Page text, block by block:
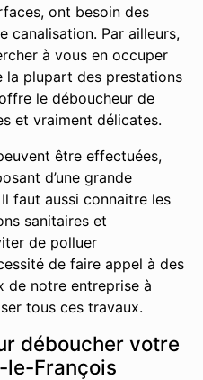
ont besoin des
canalisation. Par ailleurs,
à vous en occuper
la plupart des prestations
le déboucheur de
et vraiment délicates.
être effectuées,
d’une grande
faut aussi connaitre les
sanitaires et
de polluer
de faire appel à des
de notre entreprise à
tous ces travaux.
déboucher votre
le-François